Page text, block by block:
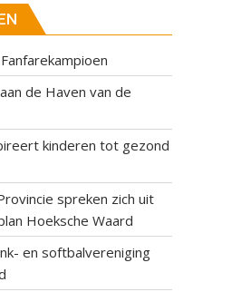
de Haven van de
kinderen tot gezond
spreken zich uit
Hoeksche Waard
en softbalvereniging